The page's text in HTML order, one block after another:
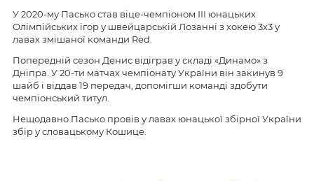
У 2020-му Пасько став віце-чемпіоном ІІІ юнацьких
Олімпійських ігор у швейцарській Лозанні з хокею 3х3 у
лавах змішаної команди Red.
Попередній сезон Денис відіграв у складі «Динамо» з
Дніпра. У 20-ти матчах чемпіонату України він закинув 9
шайб і віддав 19 передач, допомігши команді здобути
чемпіонський титул.
Нещодавно Пасько провів у лавах юнацької збірної України
збір у словацькому Кошице.